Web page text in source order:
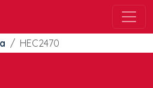
HEC2470